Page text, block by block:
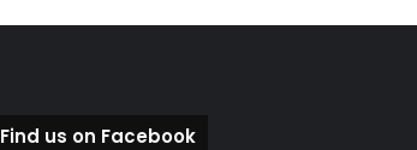
Find us on Facebook